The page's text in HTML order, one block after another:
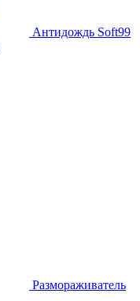
Антидождь Soft99
Размораживатель